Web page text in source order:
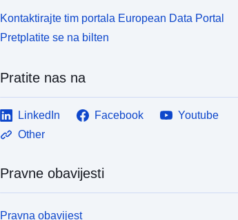
Kontaktirajte tim portala European Data Portal
Pretplatite se na bilten
Pratite nas na
LinkedIn Facebook
Youtube
Other
Pravne obavijesti
Pravna obavijest